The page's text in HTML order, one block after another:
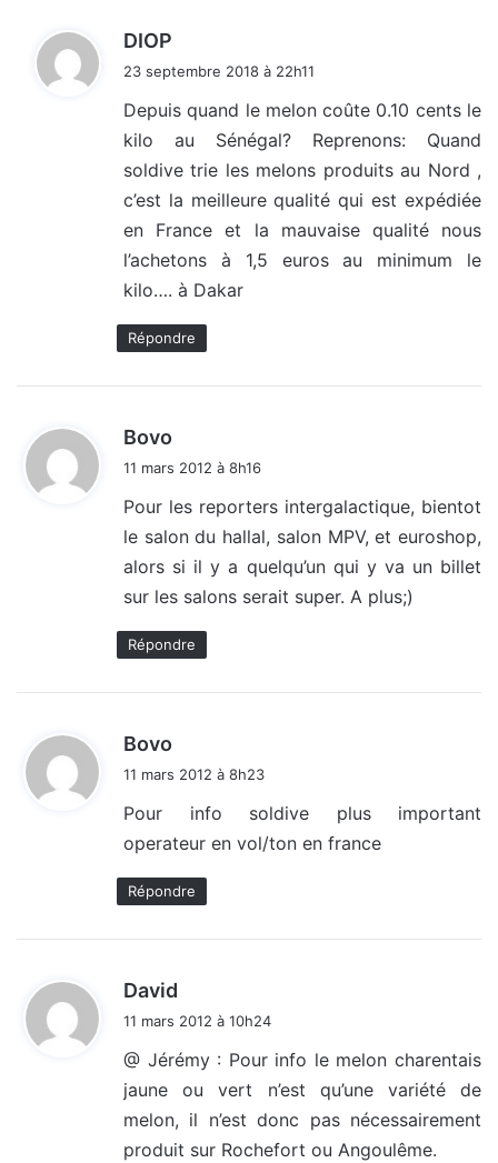
DIOP
:
23 septembre 2018 à 22h11
Depuis quand le melon coûte 0.10 cents le
kilo au Sénégal? Reprenons: Quand
soldive trie les melons produits au Nord ,
c’est la meilleure qualité qui est expédiée
en France et la mauvaise qualité nous
l’achetons à 1,5 euros au minimum le
kilo…. à Dakar
Répondre
Bovo
:
11 mars 2012 à 8h16
Pour les reporters intergalactique, bientot
le salon du hallal, salon MPV, et euroshop,
alors si il y a quelqu’un qui y va un billet
sur les salons serait super. A plus;)
Répondre
Bovo
:
11 mars 2012 à 8h23
Pour info soldive plus important
operateur en vol/ton en france
Répondre
David
11 mars 2012 à 10h24
@ Jérémy : Pour info le melon charentais
jaune ou vert n’est qu’une variété de
melon, il n’est donc pas nécessairement
produit sur Rochefort ou Angoulême.